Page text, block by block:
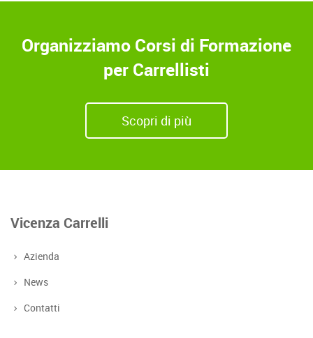
Organizziamo Corsi di Formazione
per Carrellisti
Scopri di più
Vicenza Carrelli
Azienda
News
Contatti